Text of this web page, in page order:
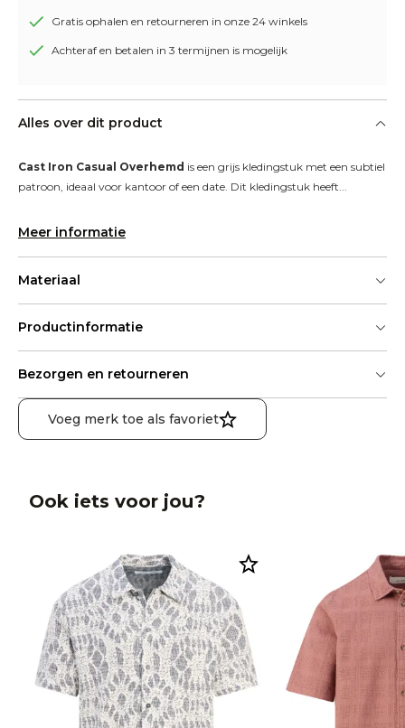
Gratis ophalen en retourneren in onze 24 winkels
Achteraf en betalen in 3 termijnen is mogelijk
Alles over dit product
Cast Iron Casual Overhemd is een grijs kledingstuk met een subtiel
patroon, ideaal voor kantoor of een date. Dit kledingstuk heeft...
Meer informatie
Materiaal
Productinformatie
Bezorgen en retourneren
Voeg merk toe als favoriet
Ook iets voor jou?